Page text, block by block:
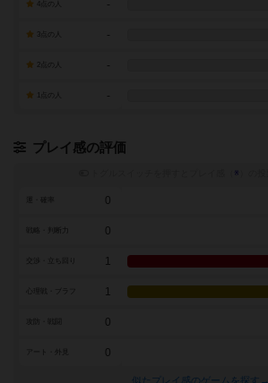
-
-
-
-
プレイ感の評価
※
0
戦略・判断力 0
1
1
0
アート・外見 0
似たプレイ感のゲームを探す→